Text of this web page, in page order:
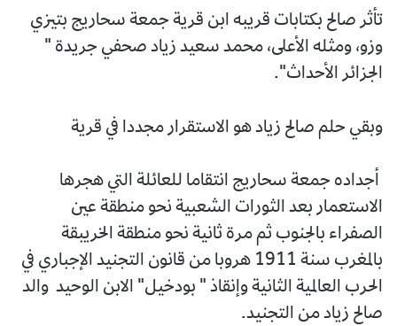
تأثر صالح بكتابات قريبه ابن قرية جمعة سحاريج بتيزي
وزو، ومثله الأعلى، محمد سعيد زياد صحفي جريدة "
الجزائر الأحداث".
وبقي حلم صالح زياد هو الاستقرار مجددا في قرية
أجداده جمعة سحاريج انتقاما للعائلة التي هجرها
الاستعمار بعد الثورات الشعبية نحو منطقة عين
الصفراء بالجنوب ثم مرة ثانية نحو منطقة الخريبقة
بالمغرب سنة 1911 هروبا من قانون التجنيد الإجباري في
الحرب العالمية الثانية وإنقاذ " بودخيل" الابن الوحيد والد
صالح زياد من التجنيد.